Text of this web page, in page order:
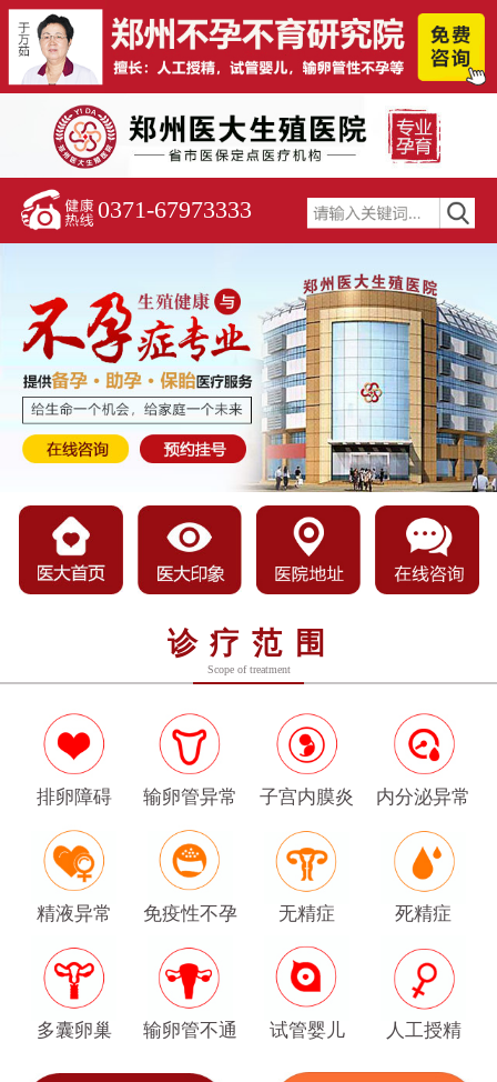
0371-67973333
诊疗范围
Scope of treatment
排卵障碍 输卵管异常 子宫内膜炎 内分泌异常
精液异常 免疫性不孕 无精症 死精症
多囊卵巢 输卵管不通 试管婴儿 人工授精